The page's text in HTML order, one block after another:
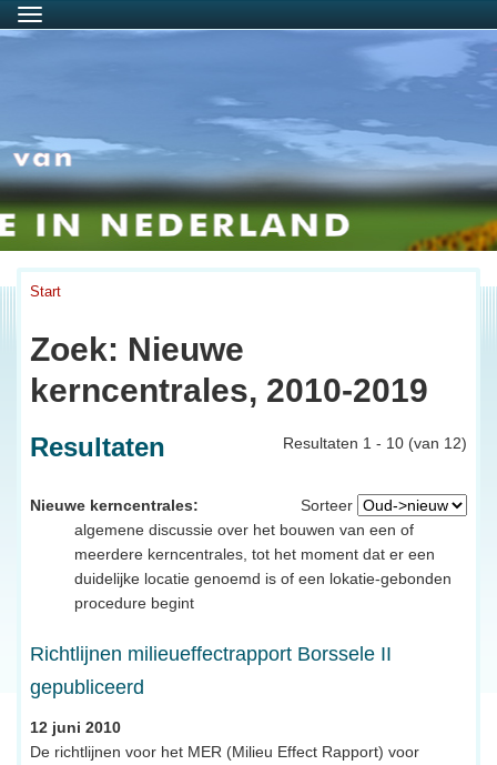
Menu
Start
Zoek: Nieuwe
kerncentrales, 2010-2019
Resultaten 1 - 10 (van 12)
Resultaten
Sorteer
Nieuwe kerncentrales:
algemene discussie over het bouwen van een of
meerdere kerncentrales, tot het moment dat er een
duidelijke locatie genoemd is of een lokatie-gebonden
procedure begint
Richtlijnen milieueffectrapport Borssele II
gepubliceerd
12 juni 2010
De richtlijnen voor het MER (Milieu Effect Rapport) voor